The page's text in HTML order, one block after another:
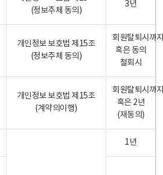
(정보주체 동의)
3년
개인정보 보호법 제15조
(정보주체 동의)
회원탈퇴시까
혹은 동의
철회시
개인정보 보호법 제15조
(계약의이행)
회원탈퇴시까
혹은 2년
(재동의)
1년